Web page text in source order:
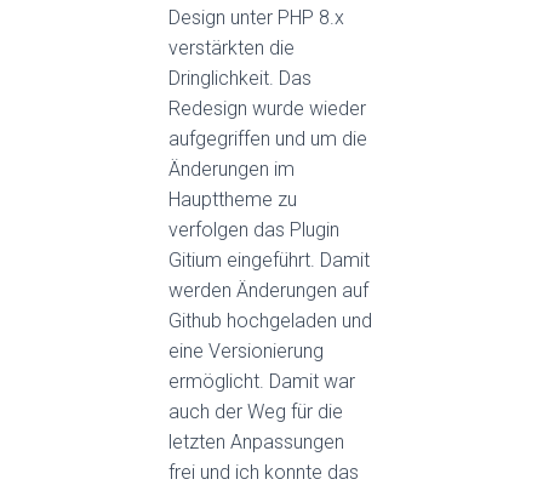
Design unter PHP 8.x
verstärkten die
Dringlichkeit. Das
Redesign wurde wieder
aufgegriffen und um die
Änderungen im
Haupttheme zu
verfolgen das Plugin
Gitium eingeführt. Damit
werden Änderungen auf
Github hochgeladen und
eine Versionierung
ermöglicht. Damit war
auch der Weg für die
letzten Anpassungen
frei und ich konnte das